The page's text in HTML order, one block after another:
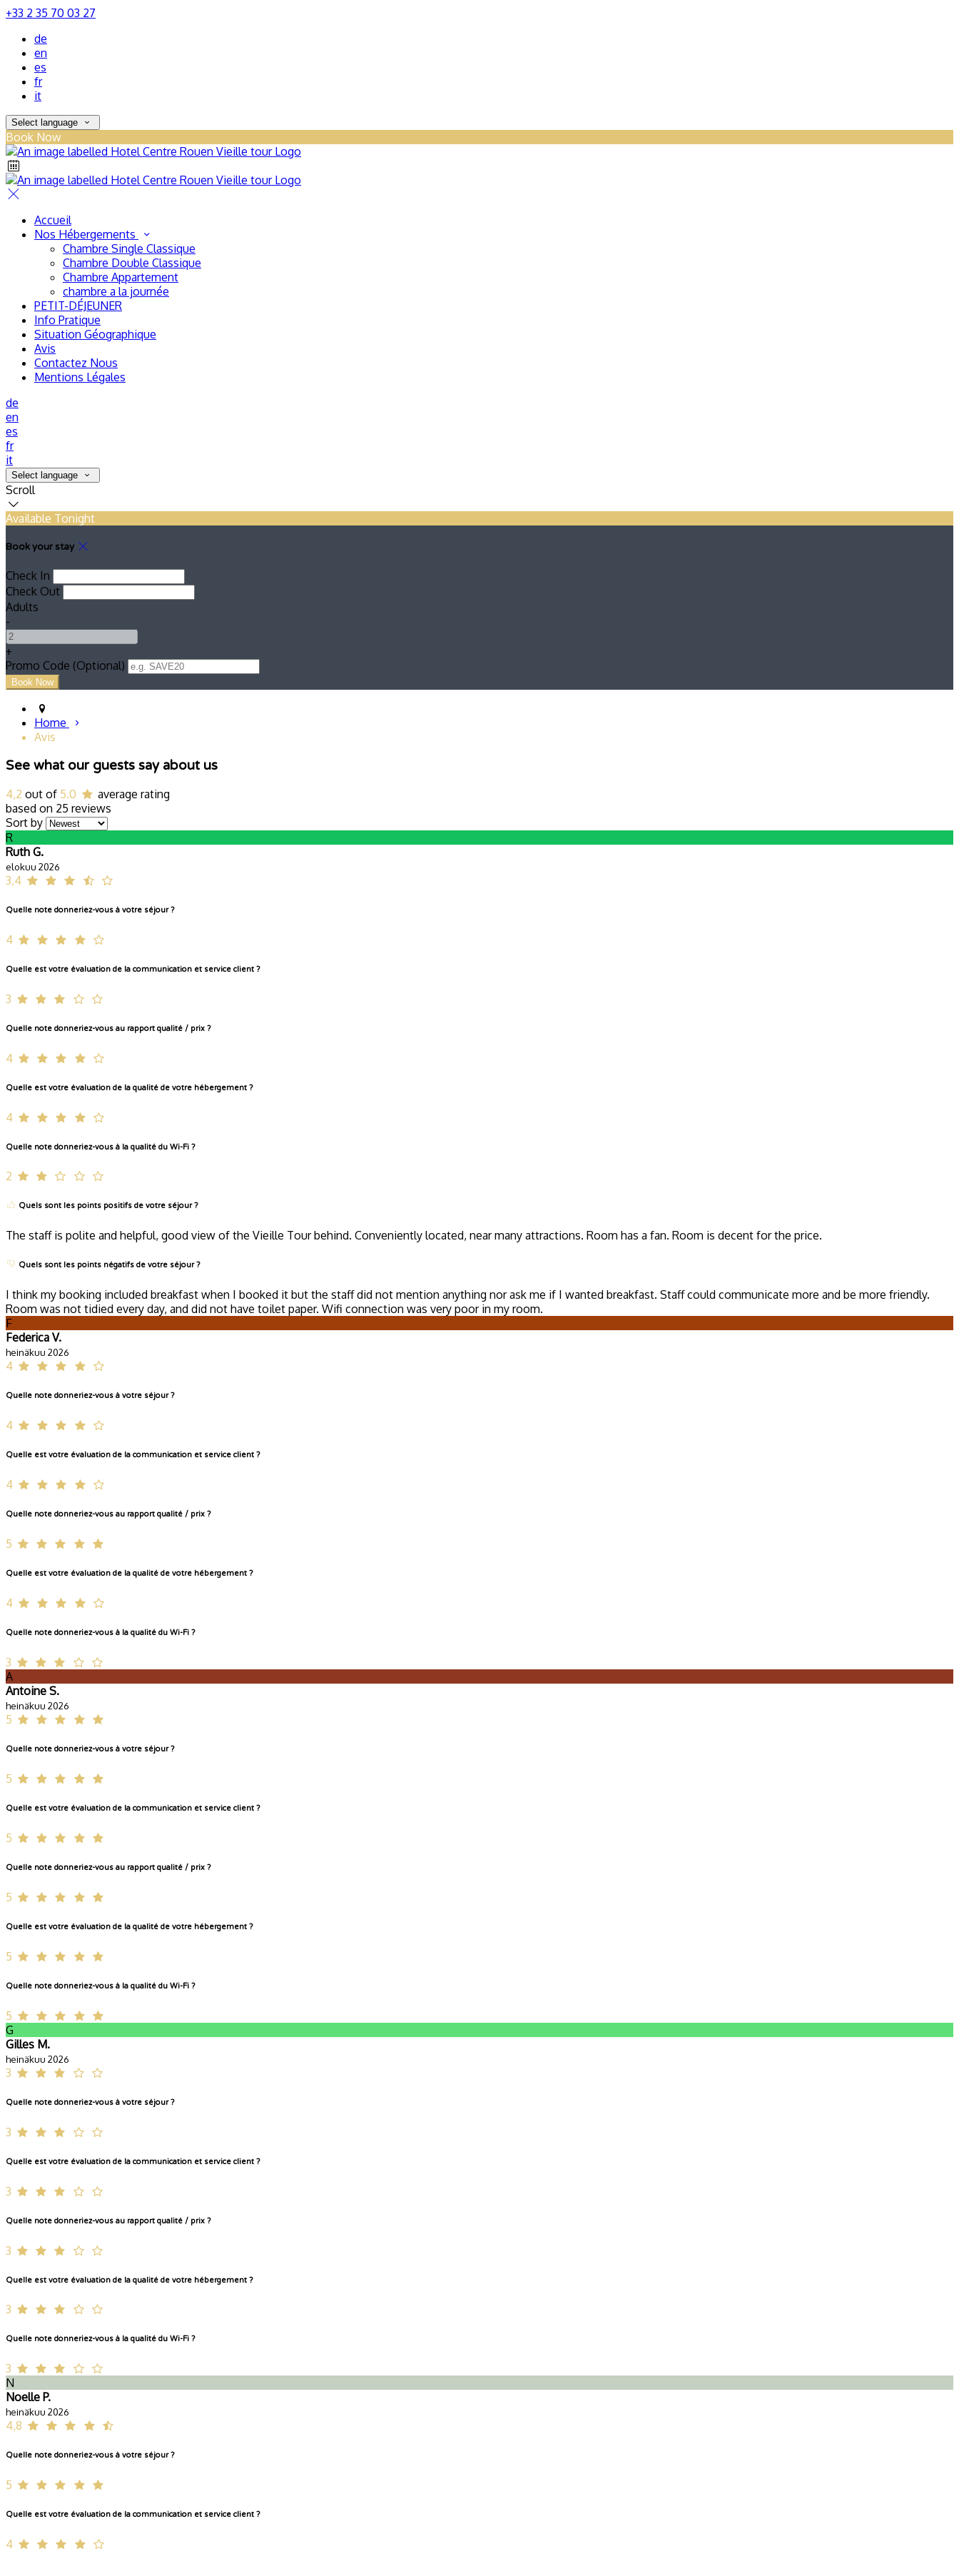
+33 2 35 70 03 27
de
en
es
fr
it
Select language
Book Now
Accueil
Nos Hébergements
Chambre Single Classique
Chambre Double Classique
Chambre Appartement
chambre a la journée
PETIT-DÉJEUNER
Info Pratique
Situation Géographique
Avis
Contactez Nous
Mentions Légales
de
en
es
fr
it
Select language
Scroll
Available Tonight
Book your stay
Check In
Check Out
Adults
-
+
Promo Code (Optional)
Home
Avis
See what our guests say about us
4,2 out of 5.0
average rating
based on 25 reviews
Sort by
R
Ruth G.
elokuu 2026
3,4
Quelle note donneriez-vous à votre séjour ?
4
Quelle est votre évaluation de la communication et service client ?
3
Quelle note donneriez-vous au rapport qualité / prix ?
4
Quelle est votre évaluation de la qualité de votre hébergement ?
4
Quelle note donneriez-vous à la qualité du Wi-Fi ?
2
Quels sont les points positifs de votre séjour ?
The staff is polite and helpful, good view of the Vieille Tour behind. Conveniently located, near many attractions. Room has a fan. Room is decent for the price.
Quels sont les points négatifs de votre séjour ?
I think my booking included breakfast when I booked it but the staff did not mention anything nor ask me if I wanted breakfast. Staff could communicate more and be more friendly.
Room was not tidied every day, and did not have toilet paper. Wifi connection was very poor in my room.
F
Federica V.
heinäkuu 2026
4
Quelle note donneriez-vous à votre séjour ?
4
Quelle est votre évaluation de la communication et service client ?
4
Quelle note donneriez-vous au rapport qualité / prix ?
5
Quelle est votre évaluation de la qualité de votre hébergement ?
4
Quelle note donneriez-vous à la qualité du Wi-Fi ?
3
A
Antoine S.
heinäkuu 2026
5
Quelle note donneriez-vous à votre séjour ?
5
Quelle est votre évaluation de la communication et service client ?
5
Quelle note donneriez-vous au rapport qualité / prix ?
5
Quelle est votre évaluation de la qualité de votre hébergement ?
5
Quelle note donneriez-vous à la qualité du Wi-Fi ?
5
G
Gilles M.
heinäkuu 2026
3
Quelle note donneriez-vous à votre séjour ?
3
Quelle est votre évaluation de la communication et service client ?
3
Quelle note donneriez-vous au rapport qualité / prix ?
3
Quelle est votre évaluation de la qualité de votre hébergement ?
3
Quelle note donneriez-vous à la qualité du Wi-Fi ?
3
N
Noelle P.
heinäkuu 2026
4,8
Quelle note donneriez-vous à votre séjour ?
5
Quelle est votre évaluation de la communication et service client ?
4